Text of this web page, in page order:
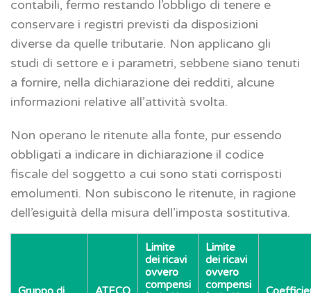
contabili, fermo restando l’obbligo di tenere e
conservare i registri previsti da disposizioni
diverse da quelle tributarie. Non applicano gli
studi di settore e i parametri, sebbene siano tenuti
a fornire, nella dichiarazione dei redditi, alcune
informazioni relative all’attività svolta.
Non operano le ritenute alla fonte, pur essendo
obbligati a indicare in dichiarazione il codice
fiscale del soggetto a cui sono stati corrisposti
emolumenti. Non subiscono le ritenute, in ragione
dell’esiguità della misura dell’imposta sostitutiva.
Limite
dei ricavi
ovvero
compensi
Limite
dei ricavi
ovvero
compensi